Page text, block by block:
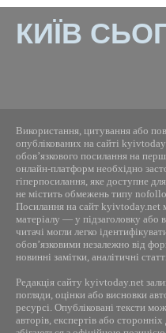
КИЇВ
Використання, цитування або
опублікованих на сайті
обов’язкового посилання на
онлайн-платформ необхідно
гіперпосилання, яке доступне
не містить обмежень типу
Посилання на сайт kyivtoday.net
матеріалу — у підзаголовку або
читачі могли легко
обов’язковими незалежно від
новинні замітки, аналітичні
Редакція сайту kyivtoday.net
погляди, оцінки або висновки
ресурсі. Опубліковані тексти
авторів, експертів або